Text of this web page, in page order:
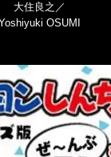
大住良之／
OSUMI